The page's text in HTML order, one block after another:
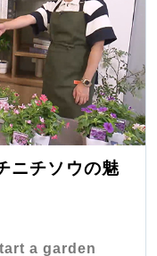
ニチソウの魅
a garden